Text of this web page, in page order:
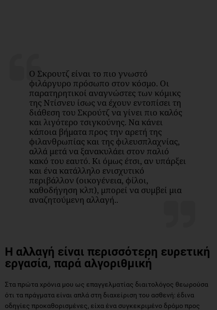
Ο Σκρουτζ είναι το πιο γνωστό
φιλάργυρο πρόσωπο στον κόσμο. Οι
παρατηρητικοί αναγνώστες των κόμικς
της Ντίσνευ ίσως να έχουν εντοπίσει τη
διάθεση του Σκρούτζ να γίνει πιο καλός
και λιγότερο τσιγκούνης. Να κάνει
κάποια βήματα προς την αρετή της
φιλανθρωπίας και της φιλευσπλαχνίας,
αλλά μετά να ξανακυλάει στον παλιό
κακό του εαυτό. Κι όμως έτσι, αν υπάρξει
και ένα κατάλληλο ενισχυτικό
περιβάλλον (οικογένεια, φίλοι,
καθοδήγηση κλπ), μπορεί να συμβεί μια
αναζητούμενη αλλαγή..
Η αλλαγή είναι περισσότερη ευρετική
εργασία, παρά αλγοριθμική
Στα πρώτα χρόνια μου ως επαγγελματίας διαιτολόγος θεωρούσα
ότι τα πράγματα είναι απλά στη διαχείριση του ασθενή: έδινα
οδηγίες προκαθορισμένες, είχα ένα συγκεκριμένο δρόμο προς